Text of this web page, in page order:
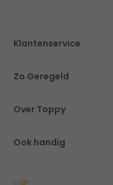
Klantenservice
Zo Geregeld
Over Toppy
Ook handig